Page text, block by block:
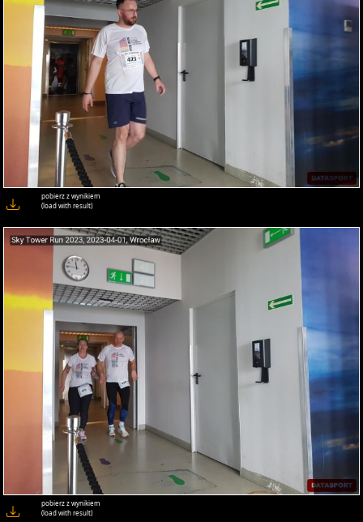
pobierz z wynikiem
(load with result)
pobierz z wynikiem
(load with result)